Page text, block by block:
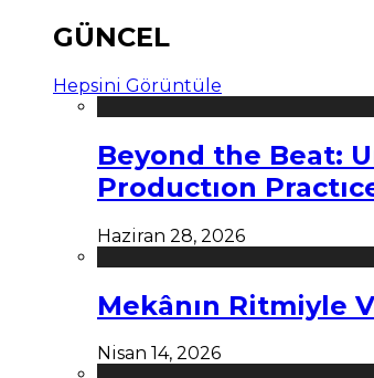
GÜNCEL
Hepsini Görüntüle
Beyond the Beat:
Productıon
Haziran 28, 2026
Mekânın Ritmiyle
Nisan 14, 2026